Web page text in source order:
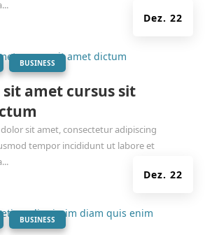
Dez. 22
sit amet cursus sit
Dez. 22
BUSINESS
sit amet, consectetur adipiscing
tempor incididunt ut labore et
BUSINESS